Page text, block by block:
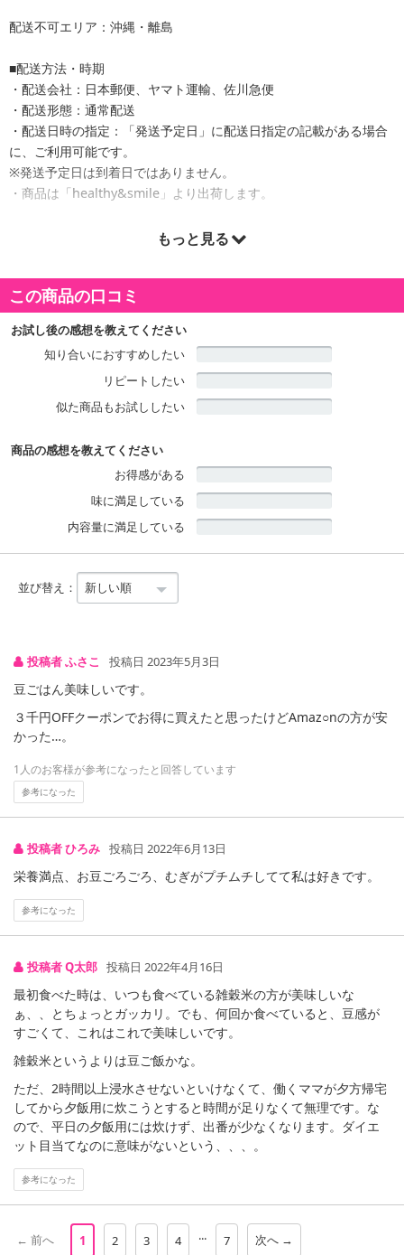
配送不可エリア：沖縄・離島
■配送方法・時期
・配送会社：日本郵便、ヤマト運輸、佐川急便
・配送形態：通常配送
・配送日時の指定：「発送予定日」に配送日指定の記載がある場合
に、ご利用可能です。
※発送予定日は到着日ではありません。
・商品は「healthy&smile」より出荷します。
美味しいものには訳がある雑穀マイスターが考えた雑穀米！もちも
ち、ふっくら、美味しい、お腹一杯、満足感、満腹感が詰まったス
こんにゃく米配合でカロリー対策も！
もっと見る
この商品の口コミ
お試し後の感想を教えてください
知り合いにおすすめしたい
リピートしたい
似た商品もお試ししたい
商品の感想を教えてください
お得感がある
味に満足している
内容量に満足している
並び替え：
投稿者 ふさこ 投稿日 2023年5月3日
豆ごはん美味しいです。
３千円OFFクーポンでお得に買えたと思ったけどAmaz○nの方が安
かった…。
1人のお客様が参考になったと回答しています
参考になった
投稿者 ひろみ 投稿日 2022年6月13日
栄養満点、お豆ごろごろ、むぎがプチムチしてて私は好きです。
参考になった
投稿者 Q太郎 投稿日 2022年4月16日
最初食べた時は、いつも食べている雑穀米の方が美味しいな
ぁ、、とちょっとガッカリ。でも、何回か食べていると、豆感が
すごくて、これはこれで美味しいです。
雑穀米というよりは豆ご飯かな。
ただ、2時間以上浸水させないといけなくて、働くママが夕方帰宅
してから夕飯用に炊こうとすると時間が足りなくて無理です。な
ので、平日の夕飯用には炊けず、出番が少なくなります。ダイエ
ット目当てなのに意味がないという、、、。
参考になった
← 前へ 1 2 3 4 ... 7 次へ →